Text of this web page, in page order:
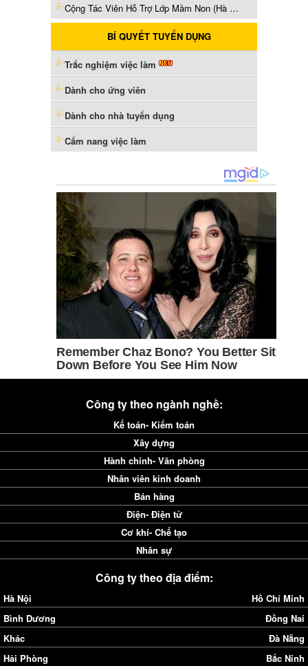
Cộng Tác Viên Hỗ Trợ Lớp Mầm Non (Hà Nội)
BÍ QUYẾT TUYỂN DỤNG
Trắc nghiệm việc làm
Dành cho ứng viên
Dành cho nhà tuyển dụng
Cẩm nang việc làm
Công ty theo ngành nghề:
Kế toán- Kiểm toán
Xây dựng
Hành chính- Văn phòng
Nhân viên kinh doanh
Bán hàng
Điện- Điện tử
Cơ khí- Chế tạo
Nhân sự
Công ty theo địa điểm:
Hà Nội
Hồ Chí Minh
Bình Dương
Đồng Nai
Khác
Đà Nẵng
Hải Phòng
Bắc Ninh